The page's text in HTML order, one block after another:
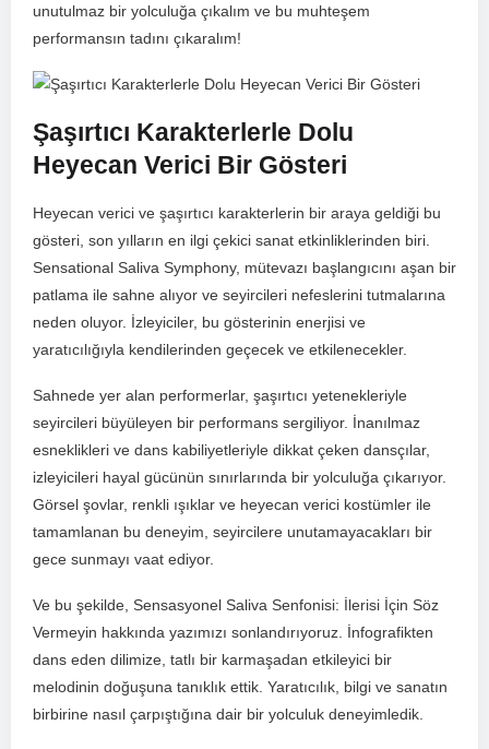
unutulmaz bir yolculuğa çıkalım⁣ ve bu‌ muhteşem
performansın​ tadını çıkaralım!
Şaşırtıcı Karakterlerle Dolu
Heyecan Verici Bir Gösteri
Heyecan verici ve şaşırtıcı karakterlerin bir araya geldiği bu
gösteri, son yılların en ilgi çekici sanat etkinliklerinden biri.
Sensational Saliva Symphony, mütevazı başlangıcını ​aşan bir
patlama ile sahne⁣ alıyor ve seyircileri nefeslerini tutmalarına
neden oluyor. İzleyiciler, bu gösterinin ⁣enerjisi ve
yaratıcılığıyla kendilerinden geçecek ve etkilenecekler.
Sahnede yer alan performerlar, şaşırtıcı⁣ yetenekleriyle
seyircileri büyüleyen ​bir performans sergiliyor. İnanılmaz
esneklikleri ve dans kabiliyetleriyle ⁢dikkat çeken ⁤dansçılar,
izleyicileri hayal gücünün sınırlarında bir yolculuğa çıkarıyor. ​
Görsel şovlar, renkli ışıklar ⁣ve heyecan verici kostümler ile
tamamlanan bu deneyim, seyircilere unutamayacakları bir
gece sunmayı vaat ediyor.
Ve bu şekilde, Sensasyonel Saliva Senfonisi: İlerisi İçin Söz
‍Vermeyin hakkında yazımızı sonlandırıyoruz. İnfografikten
dans eden dilimize, ‍tatlı bir karmaşadan etkileyici bir
melodinin doğuşuna tanıklık ettik. Yaratıcılık, bilgi ‍ve sanatın
birbirine nasıl çarpıştığına dair bir yolculuk deneyimledik.